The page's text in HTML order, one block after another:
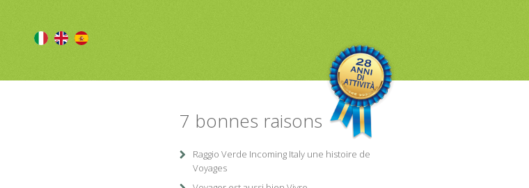
7 bonnes raisons
Raggio Verde Incoming Italy une histoire de
Voyages